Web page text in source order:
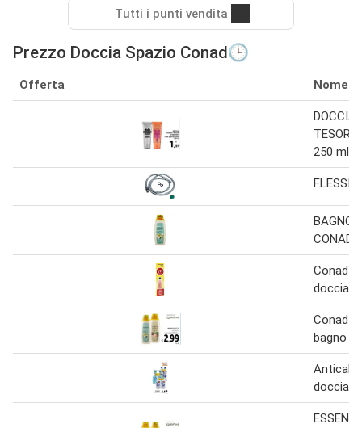
Tutti i punti vendita
Prezzo Doccia Spazio Conad🕒
Offerta Nome
DOCCIA
TESORI
250 ml
BAGNO
CONAD
Conad
doccia
Conad
bagno
doccia